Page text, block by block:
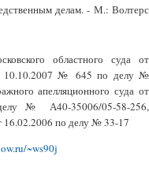
делам. - М.: Волтерс
областного суда от
№ 645 по делу №
апелляционного суда от
№ А40-35006/05-58-256,
16.02.2006 по делу № 33-17
~ws90j